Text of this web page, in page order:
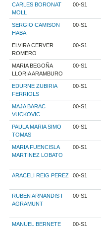
CARLES BORONAT
MOLL
00-S1
SERGIO CAMISON
HABA
00-S1
ELVIRA CERVER
ROMERO
00-S1
MARIA BEGOÑA
LLORIA ARAMBURO
00-S1
EDURNE ZUBIRIA
FERRIOLS
00-S1
MAJA BARAC
VUCKOVIC
00-S1
PAULA MARIA SIMO
TOMAS
00-S1
MARIA FUENCISLA
MARTINEZ LOBATO
00-S1
ARACELI REIG PEREZ 00-S1
RUBEN ARNANDIS I
AGRAMUNT
00-S1
MANUEL BERNETE
00-S1